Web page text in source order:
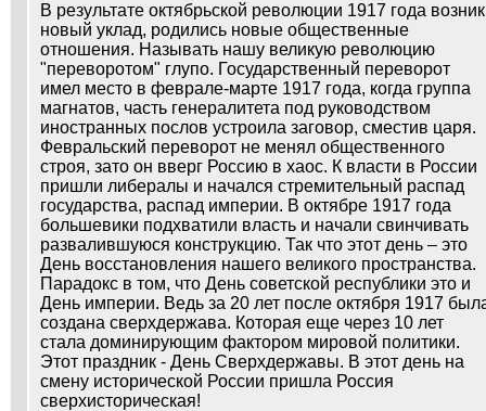
В результате октябрьской революции 1917 года возник
новый уклад, родились новые общественные
отношения. Называть нашу великую революцию
"переворотом" глупо. Государственный переворот
имел место в феврале-марте 1917 года, когда группа
магнатов, часть генералитета под руководством
иностранных послов устроила заговор, сместив царя.
Февральский переворот не менял общественного
строя, зато он вверг Россию в хаос. К власти в России
пришли либералы и начался стремительный распад
государства, распад империи. В октябре 1917 года
большевики подхватили власть и начали свинчивать
развалившуюся конструкцию. Так что этот день – это
День восстановления нашего великого пространства.
Парадокс в том, что День советской республики это и
День империи. Ведь за 20 лет после октября 1917
создана сверхдержава. Которая еще через 10 лет
стала доминирующим фактором мировой политики.
Этот праздник - День Сверхдержавы. В этот день на
смену исторической России пришла Россия
сверхисторическая!